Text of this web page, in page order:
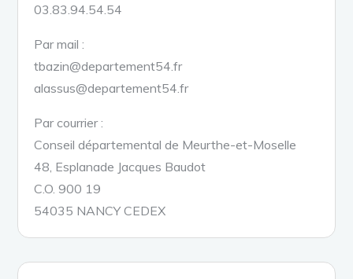
03.83.94.54.54
Par mail :
tbazin@departement54.fr
alassus@departement54.fr
Par courrier :
Conseil départemental de Meurthe-et-Moselle
48, Esplanade Jacques Baudot
C.O. 900 19
54035 NANCY CEDEX